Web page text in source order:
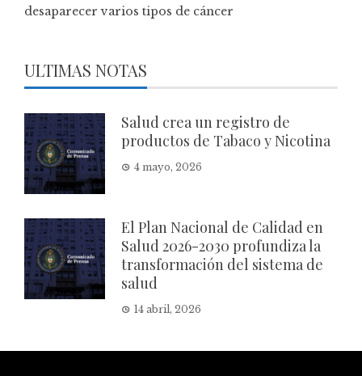
desaparecer varios tipos de cáncer
ULTIMAS NOTAS
Salud crea un registro de
productos de Tabaco y Nicotina
4 mayo, 2026
El Plan Nacional de Calidad en
Salud 2026-2030 profundiza la
transformación del sistema de
salud
14 abril, 2026